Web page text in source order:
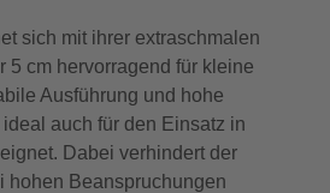
sich mit ihrer extraschmalen
5 cm hervorragend für kleine
Ausführung und hohe
auch für den Einsatz in
Dabei verhindert der
hohen Beanspruchungen